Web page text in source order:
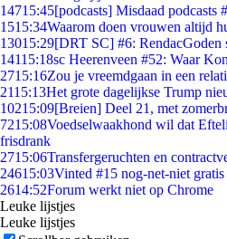
14715:45[podcasts] Misdaad podcasts
1515:34Waarom doen vrouwen altijd
13015:29[DRT SC] #6:
14115:18sc Heerenveen #52: Waar
2715:16Zou je vreemdgaan in een
2115:13Het grote dagelijkse Trump
10215:09[Breien] Deel 21, met
7215:08Voedselwaakhond wil dat
frisdrank
2715:06Transfergeruchten en
24615:03Vinted #15 nog-net-niet
2614:52Forum werkt niet op Chrome
Leuke lijstjes
Leuke lijstjes